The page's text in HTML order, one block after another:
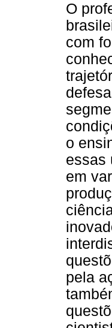
O
com
o
essas
em
pela